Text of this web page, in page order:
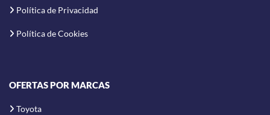
Política de Privacidad
Política de Cookies
OFERTAS POR MARCAS
Toyota